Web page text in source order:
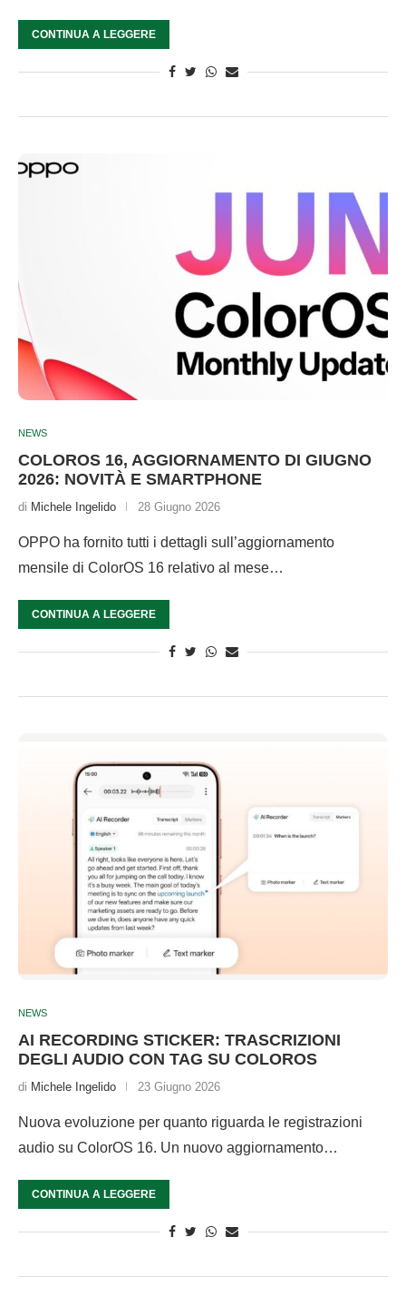
CONTINUA A LEGGERE
NEWS
COLOROS 16, AGGIORNAMENTO DI GIUGNO
2026: NOVITÀ E SMARTPHONE
di Michele Ingelido 28 Giugno 2026
OPPO ha fornito tutti i dettagli sull’aggiornamento
mensile di ColorOS 16 relativo al mese…
CONTINUA A LEGGERE
NEWS
AI RECORDING STICKER: TRASCRIZIONI
DEGLI AUDIO CON TAG SU COLOROS
di Michele Ingelido 23 Giugno 2026
Nuova evoluzione per quanto riguarda le registrazioni
audio su ColorOS 16. Un nuovo aggiornamento…
CONTINUA A LEGGERE